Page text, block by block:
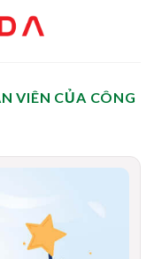
VIÊN CỦA CÔNG